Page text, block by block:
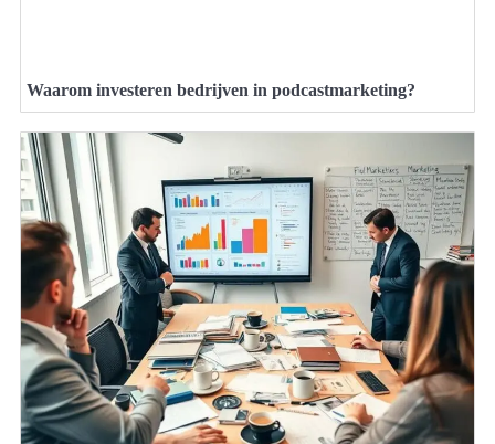
Waarom investeren bedrijven in podcastmarketing?